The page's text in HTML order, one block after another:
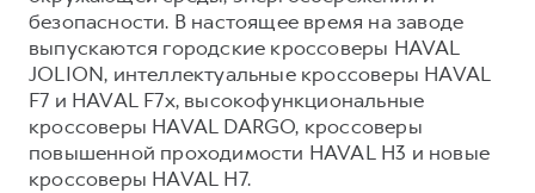
безопасности. В настоящее время на заводе
выпускаются городские кроссоверы HAVAL
JOLION, интеллектуальные кроссоверы HAVAL
F7 и HAVAL F7x, высокофункциональные
кроссоверы HAVAL DARGO, кроссоверы
повышенной проходимости HAVAL H3 и новые
кроссоверы HAVAL H7.